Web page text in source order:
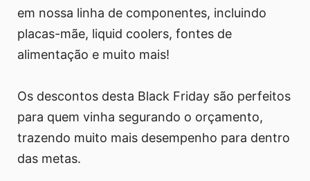
em nossa linha de componentes, incluindo
placas-mãe, liquid coolers, fontes de
alimentação e muito mais!
Os descontos desta Black Friday são perfeitos
para quem vinha segurando o orçamento,
trazendo muito mais desempenho para dentro
das metas.